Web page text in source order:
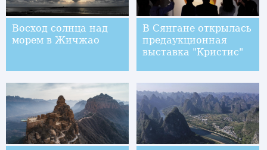
Восход солнца над
морем в Жичжао
В Сянгане открылась
предаукционная
выставка "Кристис"